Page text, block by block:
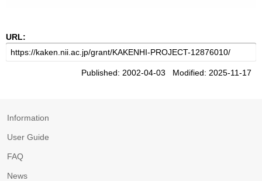
URL:
Published: 2002-04-03 Modified: 2025-11-17
Information
User Guide
FAQ
News